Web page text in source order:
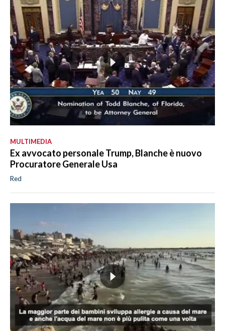
MULTIMEDIA
Ex avvocato personale Trump, Blanche è nuovo
Procuratore Generale Usa
Red